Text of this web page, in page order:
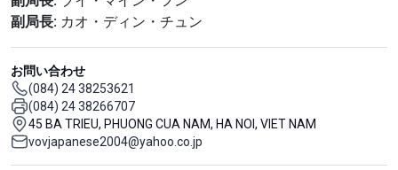
副局長: カオ・ディン・チュン
お問い合わせ
(084) 24 38253621
(084) 24 38266707
45 BA TRIEU, PHUONG CUA NAM, HA NOI, VIET NAM
vovjapanese2004@yahoo.co.jp